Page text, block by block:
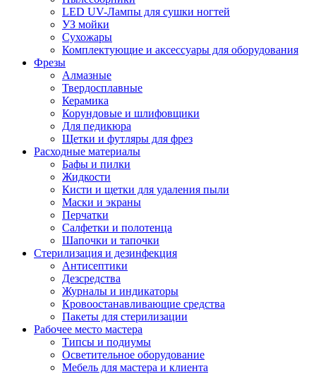
LED UV-Лампы для сушки ногтей
УЗ мойки
Сухожары
Комплектующие и аксессуары для оборудования
Фрезы
Алмазные
Твердосплавные
Керамика
Корундовые и шлифовщики
Для педикюра
Щетки и футляры для фрез
Расходные материалы
Бафы и пилки
Жидкости
Кисти и щетки для удаления пыли
Маски и экраны
Перчатки
Салфетки и полотенца
Шапочки и тапочки
Стерилизация и дезинфекция
Антисептики
Дезсредства
Журналы и индикаторы
Кровоостанавливающие средства
Пакеты для стерилизации
Рабочее место мастера
Типсы и подиумы
Осветительное оборудование
Мебель для мастера и клиента